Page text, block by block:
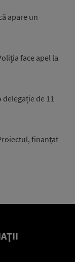
apare un
face apel la
de 11
finanțat